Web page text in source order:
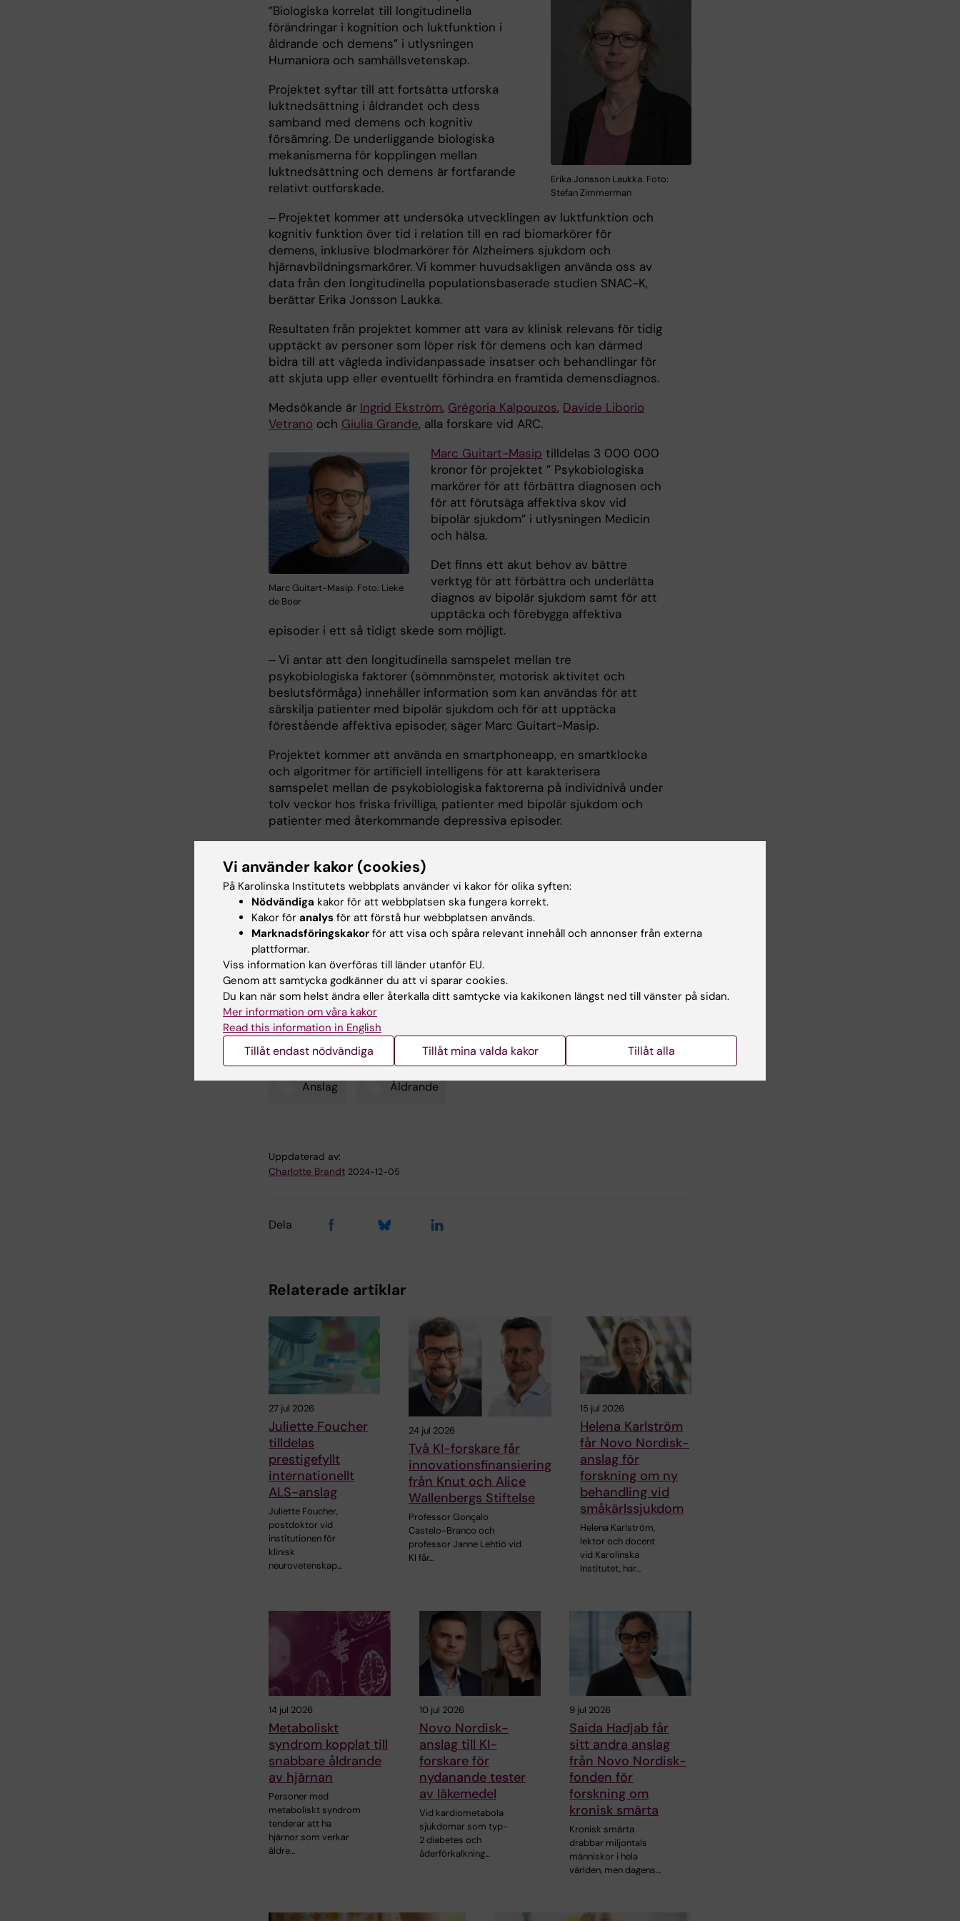
Erika Jonsson Laukka. Foto:
Stefan Zimmerman
”Biologiska korrelat till longitudinella
förändringar i kognition och luktfunktion i
åldrande och demens” i utlysningen
Humaniora och samhällsvetenskap.
Projektet syftar till att fortsätta utforska
luktnedsättning i åldrandet och dess
samband med demens och kognitiv
försämring. De underliggande biologiska
mekanismerna för kopplingen mellan
luktnedsättning och demens är fortfarande
relativt outforskade.
‒ Projektet kommer att undersöka utvecklingen av luktfunktion och
kognitiv funktion över tid i relation till en rad biomarkörer för
demens, inklusive blodmarkörer för Alzheimers sjukdom och
hjärnavbildningsmarkörer. Vi kommer huvudsakligen använda oss av
data från den longitudinella populationsbaserade studien SNAC-K,
berättar Erika Jonsson Laukka.
Resultaten från projektet kommer att vara av klinisk relevans för tidig
upptäckt av personer som löper risk för demens och kan därmed
bidra till att vägleda individanpassade insatser och behandlingar för
att skjuta upp eller eventuellt förhindra en framtida demensdiagnos.
Medsökande är Ingrid Ekström, Grégoria Kalpouzos, Davide Liborio
Vetrano och Giulia Grande, alla forskare vid ARC.
Marc Guitart-Masip. Foto: Lieke
de Boer
Marc Guitart-Masip tilldelas 3 000 000
kronor för projektet ” Psykobiologiska
markörer för att förbättra diagnosen och
för att förutsäga affektiva skov vid
bipolär sjukdom” i utlysningen Medicin
och hälsa.
Det finns ett akut behov av bättre
verktyg för att förbättra och underlätta
diagnos av bipolär sjukdom samt för att
upptäcka och förebygga affektiva
episoder i ett så tidigt skede som möjligt.
‒ Vi antar att den longitudinella samspelet mellan tre
psykobiologiska faktorer (sömnmönster, motorisk aktivitet och
beslutsförmåga) innehåller information som kan användas för att
särskilja patienter med bipolär sjukdom och för att upptäcka
förestående affektiva episoder, säger Marc Guitart-Masip.
Projektet kommer att använda en smartphoneapp, en smartklocka
och algoritmer för artificiell intelligens för att karakterisera
samspelet mellan de psykobiologiska faktorerna på individnivå under
tolv veckor hos friska frivilliga, patienter med bipolär sjukdom och
patienter med återkommande depressiva episoder.
den longitudinella interaktionen mellan de psykobiologiska
faktorerna. Detta projekt kommer att göra det möjligt för oss att
utveckla en app som kan användas i kliniska miljöer för att förbättra
diagnostiken och förutsäga affektiva episoder vid bipolär sjukdom,
tilläger Marc Guitart-Masip.
På lång sikt är målet att vidareutveckla metoden för att kunna
förutsäga affektiva episoder innan de inträffar. Projektet kommer att
genomföras i samarbete medJohn Axelsson, professor i psykologi
vid Stockholms universitet, och
Göteborgs universitet.
Anslag Åldrande
Uppdaterad av:
Charlotte Brandt 2024-12-05
Dela
Relaterade artiklar
27 jul 2026
Juliette Foucher
tilldelas
prestigefyllt
internationellt
ALS-anslag
Juliette Foucher,
postdoktor vid
institutionen för
klinisk
neurovetenskap…
24 jul 2026
Två KI-forskare får
innovationsfinansiering
från Knut och Alice
Wallenbergs Stiftelse
Professor Gonçalo
Castelo-Branco och
professor Janne Lehtiö vid
KI får…
15 jul 2026
Helena Karlström
får Novo Nordisk-
anslag för
forskning om ny
behandling vid
småkärlssjukdom
Helena Karlström,
lektor och docent
vid Karolinska
Institutet, har…
14 jul 2026
Metaboliskt
syndrom kopplat till
snabbare åldrande
av hjärnan
Personer med
metaboliskt syndrom
tenderar att ha
hjärnor som verkar
äldre…
10 jul 2026
Novo Nordisk-
anslag till KI-
forskare för
nydanande tester
av läkemedel
Vid kardiometabola
sjukdomar som typ-
2 diabetes och
åderförkalkning…
9 jul 2026
Saida Hadjab får
sitt andra anslag
från Novo Nordisk-
fonden för
forskning om
kronisk smärta
Kronisk smärta
drabbar miljontals
människor i hela
världen, men dagens…
Vi använder kakor (cookies)
På Karolinska Institutets webbplats använder vi kakor för olika syften:
Nödvändiga kakor för att webbplatsen ska fungera korrekt.
Kakor för analys för att förstå hur webbplatsen används.
Marknadsföringskakor för att visa och spåra relevant innehåll och annonser från externa
plattformar.
Viss information kan överföras till länder utanför EU.
Genom att samtycka godkänner du att vi sparar cookies.
Du kan när som helst ändra eller återkalla ditt samtycke via kakikonen längst ned till vänster på sidan.
Mer information om våra kakor
Read this information in English
Tillåt endast nödvändiga Tillåt mina valda kakor Tillåt alla